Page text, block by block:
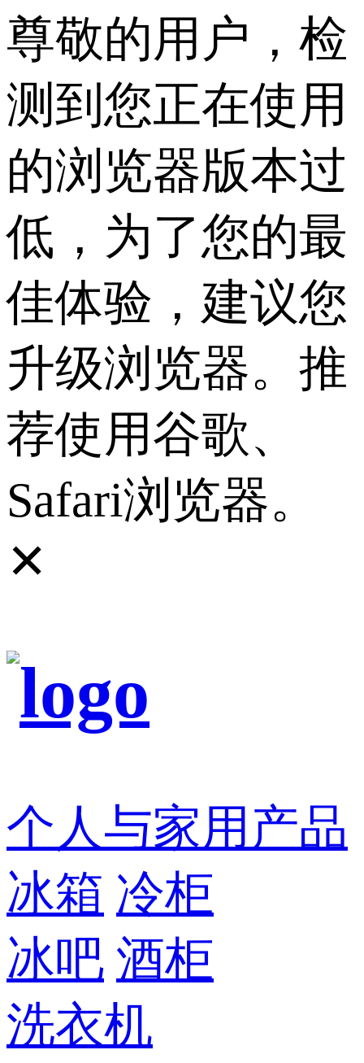
尊敬的用户，检
测到您正在使用
的浏览器版本过
低，为了您的最
佳体验，建议您
升级浏览器。推
荐使用谷歌、
Safari浏览器。
✕
个人与家用产品
冰箱 冷柜
冰吧 酒柜
洗衣机